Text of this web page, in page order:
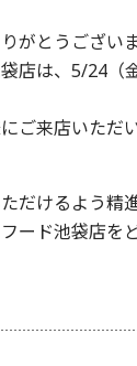
がとうございま
店は、5/24（
ご来店いただ
だけるよう精
ード池袋店を